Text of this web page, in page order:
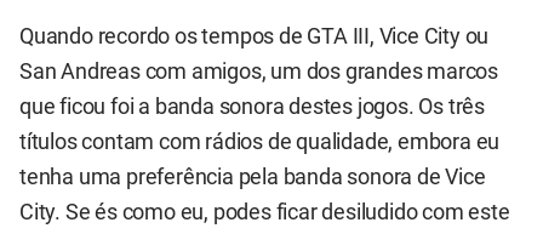
Quando recordo os tempos de GTA III, Vice City ou
San Andreas com amigos, um dos grandes marcos
que ficou foi a banda sonora destes jogos. Os três
títulos contam com rádios de qualidade, embora eu
tenha uma preferência pela banda sonora de Vice
City. Se és como eu, podes ficar desiludido com este